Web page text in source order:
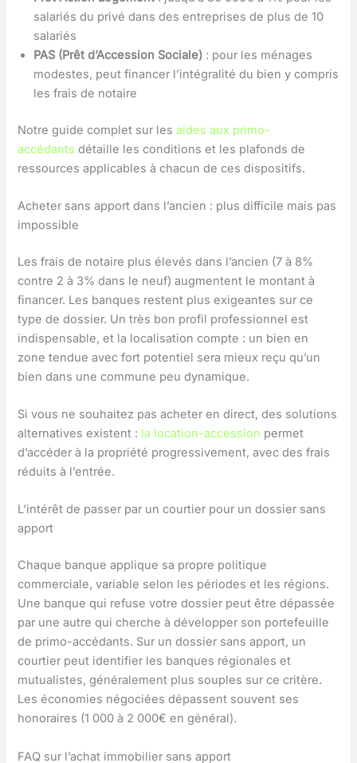
salariés du privé dans des entreprises de plus de 10
salariés
PAS (Prêt d’Accession Sociale) : pour les ménages
modestes, peut financer l’intégralité du bien y compris
les frais de notaire
Notre guide complet sur lesaides aux primo-
accédants détaille les conditions et les plafonds de
ressources applicables à chacun de ces dispositifs.
Acheter sans apport dans l’ancien : plus difficile mais pas
impossible
Les frais de notaire plus élevés dans l’ancien (7 à 8%
contre 2 à 3% dans le neuf) augmentent le montant à
financer. Les banques restent plus exigeantes sur ce
type de dossier. Un très bon profil professionnel est
indispensable, et la localisation compte : un bien en
zone tendue avec fort potentiel sera mieux reçu qu’un
bien dans une commune peu dynamique.
Si vous ne souhaitez pas acheter en direct, des solutions
alternatives existent : la location-accession permet
d’accéder à la propriété progressivement, avec des frais
réduits à l’entrée.
L’intérêt de passer par un courtier pour un dossier sans
apport
Chaque banque applique sa propre politique
commerciale, variable selon les périodes et les régions.
Une banque qui refuse votre dossier peut être dépassée
par une autre qui cherche à développer son portefeuille
de primo-accédants. Sur un dossier sans apport, un
courtier peut identifier les banques régionales et
mutualistes, généralement plus souples sur ce critère.
Les économies négociées dépassent souvent ses
honoraires (1 000 à 2 000€ en général).
FAQ sur l’achat immobilier sans apport